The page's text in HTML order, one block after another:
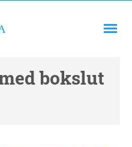
bokslut